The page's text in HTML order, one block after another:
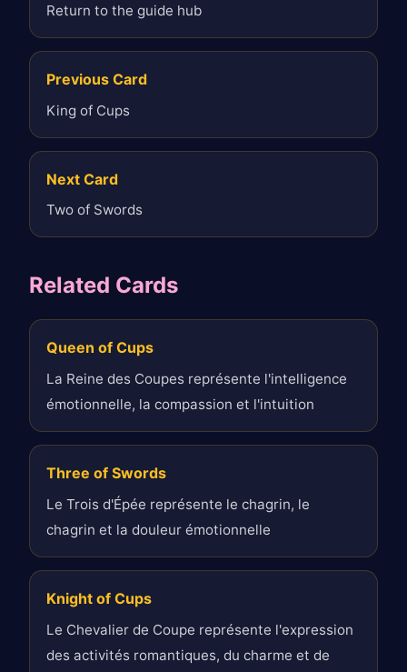
Return to the guide hub
Previous Card
King of Cups
Next Card
Two of Swords
Related Cards
Queen of Cups
La Reine des Coupes représente l'intelligence
émotionnelle, la compassion et l'intuition
Three of Swords
Le Trois d'Épée représente le chagrin, le
chagrin et la douleur émotionnelle
Knight of Cups
Le Chevalier de Coupe représente l'expression
des activités romantiques, du charme et de